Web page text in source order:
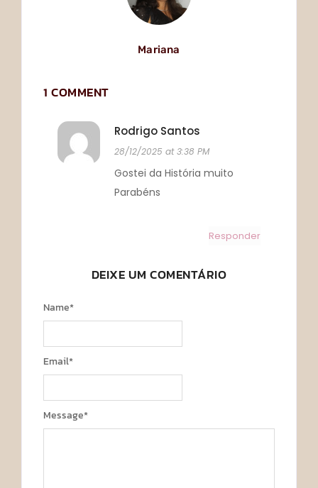
Mariana
1 COMMENT
Rodrigo Santos
28/12/2025 at 3:38 PM
Gostei da História muito
Parabéns
Responder
DEIXE UM COMENTÁRIO
Message*
Name*
Email*